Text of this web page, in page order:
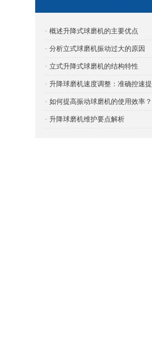
· 概述升降式球磨机的主要优点
· 分析立式球磨机振动过大的原因
· 立式升降式球磨机的结构特性
· 升降球磨机速度调整：准确控速提
效的关键
· 如何提高振动球磨机的使用效率？
· 升降球磨机维护要点解析